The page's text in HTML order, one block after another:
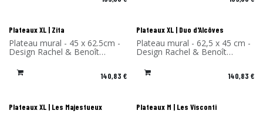
Plateaux XL | Zita
Plateau mural - 45 x 62.5cm -
Design Rachel & Benoît
Convers - Matériau: Stratifié
de bouleau- Fabriqué en
France 140,83 €
Plateaux XL | Duo d'Alcôves
Plateau mural - 62,5 x 45 cm -
Design Rachel & Benoît
Convers - Matériau: Stratifié
de bouleau - Fabriqué en
France 140,83 €
Plateaux XL | Les Majestueux Plateaux M | Les Visconti